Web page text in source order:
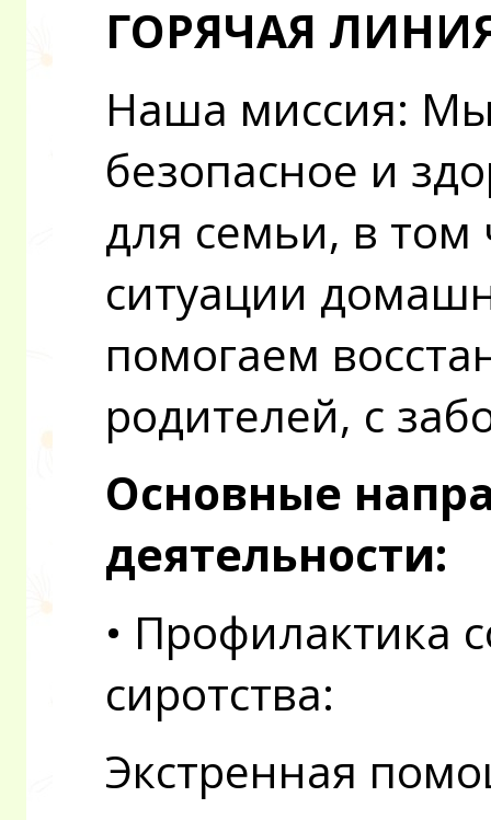
ГОРЯЧАЯ ЛИНИЯ
Наша миссия:
безопасное и
для семьи, в
ситуации
помогаем
родителей, с
Основные
деятельности:
• Профилактика
сиротства:
Экстренная